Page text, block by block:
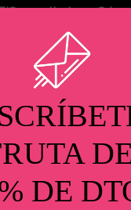
a partir de 30€
> Maquillaje
DE